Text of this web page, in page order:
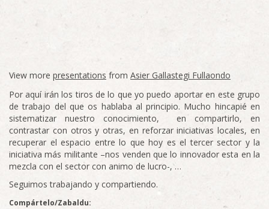
View more presentations from Asier Gallastegi Fullaondo
Por aquí irán los tiros de lo que yo puedo aportar en este grupo
de trabajo del que os hablaba al principio. Mucho hincapié en
sistematizar nuestro conocimiento, en compartirlo, en
contrastar con otros y otras, en reforzar iniciativas locales, en
recuperar el espacio entre lo que hoy es el tercer sector y la
iniciativa más militante –nos venden que lo innovador esta en la
mezcla con el sector con animo de lucro-, …
Seguimos trabajando y compartiendo.
Compártelo/Zabaldu: